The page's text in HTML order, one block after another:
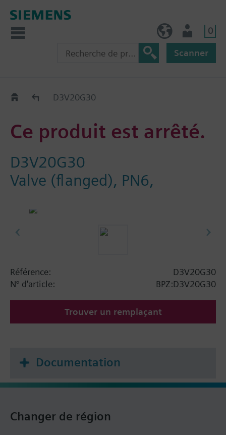
0
Scanner
Old2NewD3V20G30
Ce produit est arrêté.
D3V20G30
Valve (flanged), PN6,
Référence:
D3V20G30
N° d'article:
BPZ:D3V20G30
Trouver un remplaçant
Documentation
Changer de région